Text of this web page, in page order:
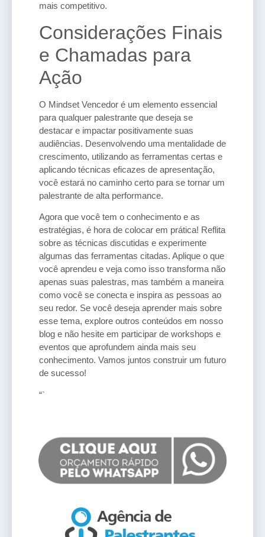
mais competitivo.
Considerações Finais
e Chamadas para
Ação
O Mindset Vencedor é um elemento essencial
para qualquer palestrante que deseja se
destacar e impactar positivamente suas
audiências. Desenvolvendo uma mentalidade de
crescimento, utilizando as ferramentas certas e
aplicando técnicas eficazes de apresentação,
você estará no caminho certo para se tornar um
palestrante de alta performance.
Agora que você tem o conhecimento e as
estratégias, é hora de colocar em prática! Reflita
sobre as técnicas discutidas e experimente
algumas das ferramentas citadas. Aplique o que
você aprendeu e veja como isso transforma não
apenas suas palestras, mas também a maneira
como você se conecta e inspira as pessoas ao
seu redor. Se você deseja aprender mais sobre
esse tema, explore outros conteúdos em nosso
blog e não hesite em participar de workshops e
eventos que aprofundem ainda mais seu
conhecimento. Vamos juntos construir um futuro
de sucesso!
“`